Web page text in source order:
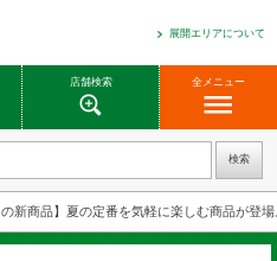
展開エリアについて
店舗検索 全メニュー
の新商品】夏の定番を気軽に楽しむ商品が登